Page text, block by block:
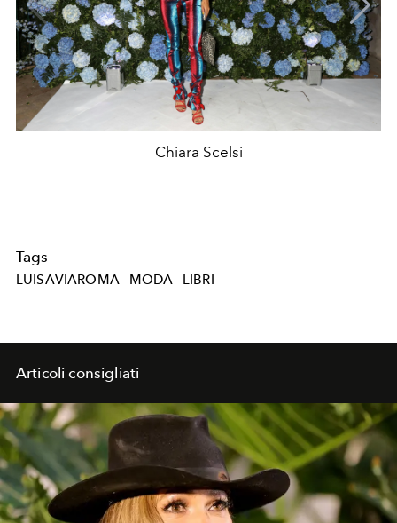
Chiara Scelsi
Tags
LUISAVIAROMA MODA LIBRI
Articoli consigliati